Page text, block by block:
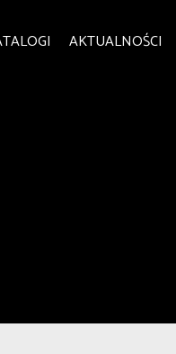
AKTUALNOŚCI